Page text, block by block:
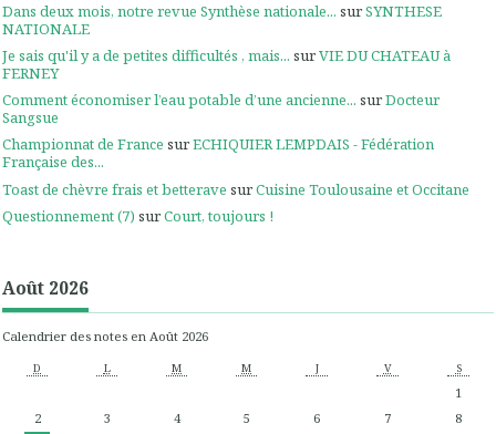
Dans deux mois, notre revue Synthèse nationale... surSYNTHESE
NATIONALE
Je sais qu'il y a de petites difficultés , mais... surVIE DU CHATEAU à
FERNEY
Comment économiser l’eau potable d’une ancienne... surDocteur
Sangsue
Championnat de France surECHIQUIER LEMPDAIS - Fédération
Française des...
Toast de chèvre frais et betterave surCuisine Toulousaine et Occitane
Questionnement (7) surCourt, toujours !
Août 2026
Calendrier des notes en Août 2026
D L M M J V S
1
2
3 4 5 6 7
8